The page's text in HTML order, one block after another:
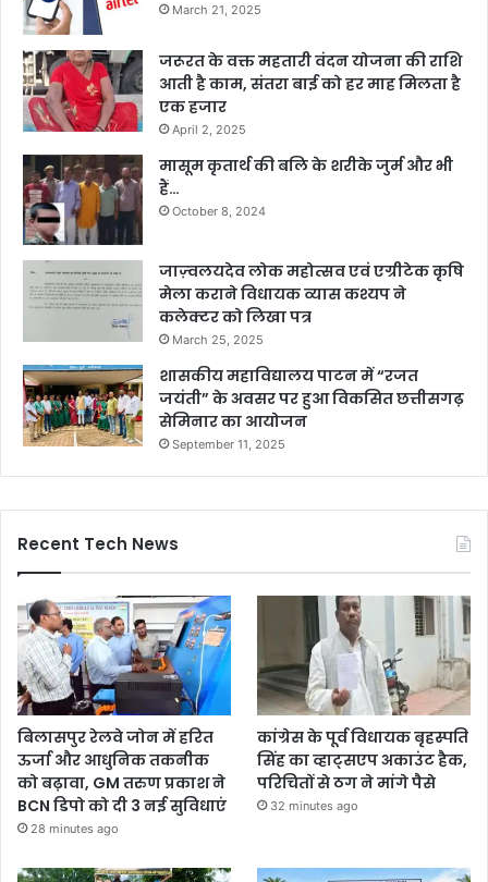
March 21, 2025
जरूरत के वक्त महतारी वंदन योजना की राशि
आती है काम, संतरा बाई को हर माह मिलता है
एक हजार
April 2, 2025
मासूम कृतार्थ की बलि के शरीके जुर्म और भी
हैं…
October 8, 2024
जाज़्वलयदेव लोक महोत्सव एवं एग्रीटेक कृषि
मेला कराने विधायक व्यास कश्यप ने
कलेक्टर को लिखा पत्र
March 25, 2025
शासकीय महाविद्यालय पाटन में “रजत
जयंती” के अवसर पर हुआ विकसित छत्तीसगढ़
सेमिनार का आयोजन
September 11, 2025
Recent Tech News
बिलासपुर रेलवे जोन में हरित
ऊर्जा और आधुनिक तकनीक
को बढ़ावा, GM तरुण प्रकाश ने
BCN डिपो को दी 3 नई सुविधाएं
28 minutes ago
कांग्रेस के पूर्व विधायक बृहस्पति
सिंह का व्हाट्सएप अकाउंट हैक,
परिचितों से ठग ने मांगे पैसे
32 minutes ago